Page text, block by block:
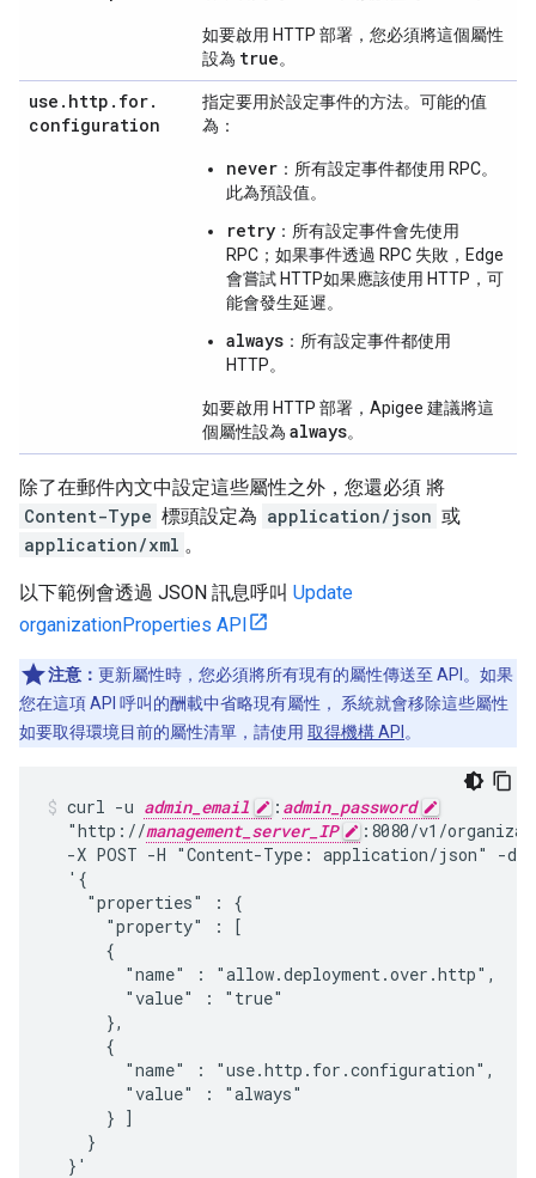
如要啟用 HTTP 部署，您必須將這個屬性
設為 true。
use . http . for.
configuration
指定要用於設定事件的方法。可能的值
為：
never ：所有設定事件都使用 RPC。
此為預設值。
retry ：所有設定事件會先使用
RPC；如果事件透過 RPC 失敗，Edge
會嘗試 HTTP如果應該使用 HTTP，可
能會發生延遲。
always ：所有設定事件都使用
HTTP。
如要啟用 HTTP 部署，Apigee 建議將這
個屬性設為 always。
除了在郵件內文中設定這些屬性之外，您還必須 將
Content-Type 標頭設定為 application/json 或
application/xml 。
以下範例會透過 JSON 訊息呼叫 Update
organizationProperties API
注意： 更新屬性時，您必須將所有現有的屬性傳送至 API。如果
您在這項 API 呼叫的酬載中省略現有屬性， 系統就會移除這些屬性
如要取得環境目前的屬性清單，請使用 取得機構 API 。
curl -u admin_email : admin_password
  "http://
management_server_IP
:8080/v1/
  -X POST -H "Content-Type: application/json" -d
  '{
    "properties" : {
      "property" : [
      {
        "name" : "allow.deployment.over.http",
        "value" : "true"
      },
      {
        "name" : "use.http.for.configuration",
        "value" : "always"
      } ]
    }
  }'